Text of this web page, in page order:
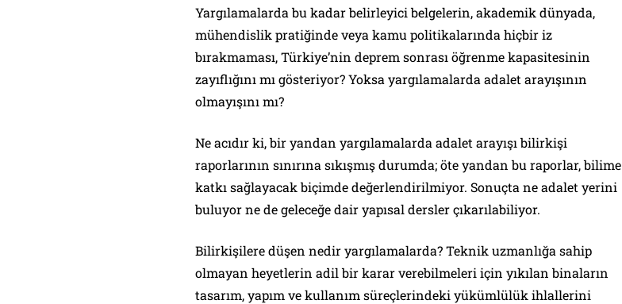
Yargılamalarda bu kadar belirleyici belgelerin, akademik dünyada,
mühendislik pratiğinde veya kamu politikalarında hiçbir iz
bırakmaması, Türkiye’nin deprem sonrası öğrenme kapasitesinin
zayıflığını mı gösteriyor? Yoksa yargılamalarda adalet arayışının
olmayışını mı?
Ne acıdır ki, bir yandan yargılamalarda adalet arayışı bilirkişi
raporlarının sınırına sıkışmış durumda; öte yandan bu raporlar, bilime
katkı sağlayacak biçimde değerlendirilmiyor. Sonuçta ne adalet yerini
buluyor ne de geleceğe dair yapısal dersler çıkarılabiliyor.
Bilirkişilere düşen nedir yargılamalarda? Teknik uzmanlığa sahip
olmayan heyetlerin adil bir karar verebilmeleri için yıkılan binaların
tasarım, yapım ve kullanım süreçlerindeki yükümlülük ihlallerini